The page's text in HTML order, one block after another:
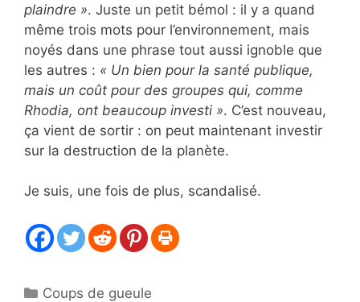
plaindre ». Juste un petit bémol : il y a quand
même trois mots pour l’environnement, mais
noyés dans une phrase tout aussi ignoble que
les autres : « Un bien pour la santé publique,
mais un coût pour des groupes qui, comme
Rhodia, ont beaucoup investi ». C’est nouveau,
ça vient de sortir : on peut maintenant investir
sur la destruction de la planète.
Je suis, une fois de plus, scandalisé.
Catégories
Coups de gueule